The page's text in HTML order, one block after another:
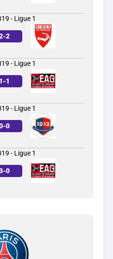
- Ligue 1
-2
- Ligue 1
1-1
- Ligue 1
-0
- Ligue 1
-0